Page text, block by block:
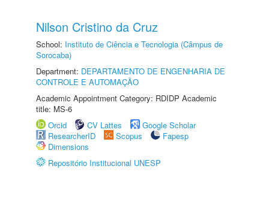
Nilson Cristino da Cruz
School: Instituto de Ciência e Tecnologia (Câmpus de
Sorocaba)
Department: DEPARTAMENTO DE ENGENHARIA DE
CONTROLE E AUTOMAÇÃO
Academic Appointment Category: RDIDP Academic
title: MS-6
Orcid
CV Lattes
Google Scholar
ResearcherID
Scopus
Fapesp
Dimensions
Repositório Institucional UNESP